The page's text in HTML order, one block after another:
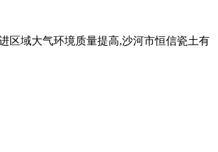
区域大气环境质量提高,沙河市恒信瓷土有